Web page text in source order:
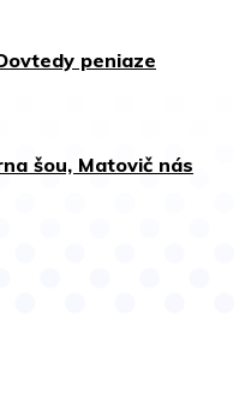
peniaze
šou, Matovič nás